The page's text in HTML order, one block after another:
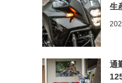
生
通